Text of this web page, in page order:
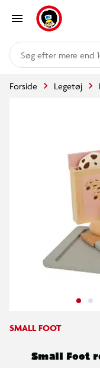
mere end
Forside Legetøj
SMALL FOOT
Small Foot